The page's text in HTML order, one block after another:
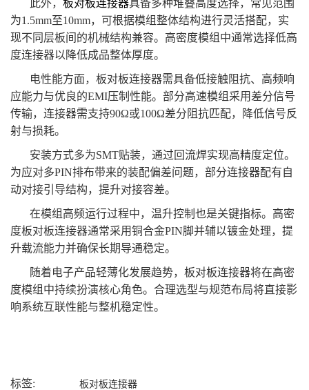
此外， 板对板连接器具备多种堆叠高度选择，常见范围
为1.5mm至10mm，可根据模组整体结构进行灵活搭配，实
现不同层板间的机械结构兼容。高密度模组中通常选择低高
度连接器以降低成品整体厚度。
电性能方面，板对板连接器需具备低接触阻抗、高频响
应能力与优良的EMI压制性能。部分高速模组采用差分信号
传输，连接器需支持90Ω或100Ω差分阻抗匹配，降低信号反
射与损耗。
安装方式多为SMT贴装，通过回流焊实现高精度定位。
为应对多PIN排布带来的装配偏差问题，部分连接器配有自
动对接引导结构，提升对接容差。
在模组高频运行过程中，温升控制也是关键指标。高密
度板对板连接器通常采用铜合金PIN脚并辅以镀金处理，提
升载流能力并确保长期导通稳定。
随着电子产品轻薄化发展趋势，板对板连接器将在高密
度模组中持续扮演核心角色。合理选型与规范布局将直接影
响系统互联性能与整机稳定性。
标签: 板对板连接器